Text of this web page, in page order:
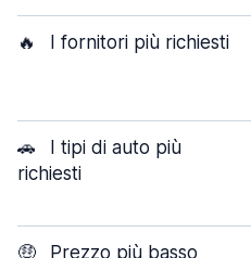
🔥 I fornitori più richiesti
🚗
I tipi di auto più
richiesti
🤑 Prezzo più basso